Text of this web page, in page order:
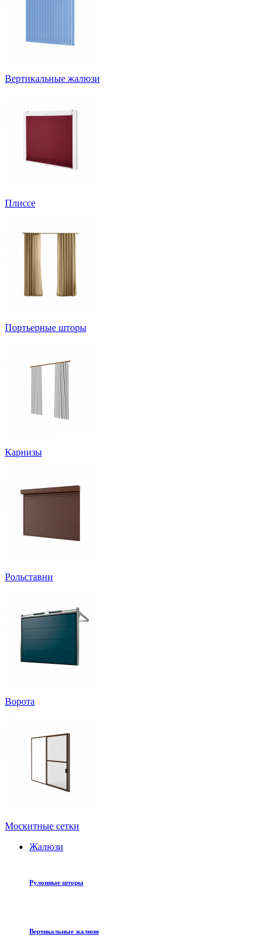
Вертикальные жалюзи
Плиссе
Портьерные шторы
Карнизы
Рольставни
Ворота
Москитные сетки
Жалюзи
Рулонные шторы
Вертикальные жалюзи